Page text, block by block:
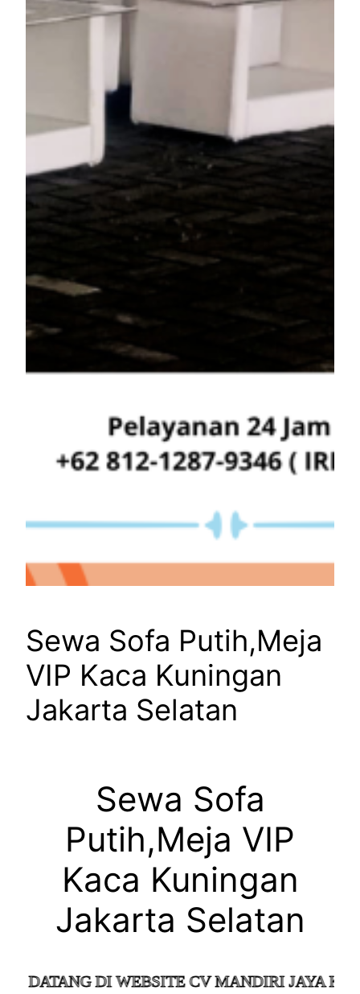
Sewa Sofa Putih,Meja
VIP Kaca Kuningan
Jakarta Selatan
Sewa Sofa
Putih,Meja VIP
Kaca Kuningan
Jakarta Selatan
DI WEBSITE CV MANDIRI JAYA